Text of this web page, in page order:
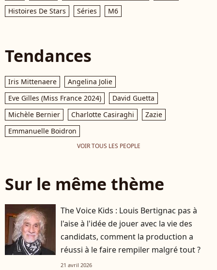
Histoires De Stars
Séries M6
Tendances
Iris Mittenaere
Angelina Jolie
Eve Gilles (Miss France 2024)
David Guetta
Michèle Bernier
Charlotte Casiraghi
Zazie
Emmanuelle Boidron
VOIR TOUS LES PEOPLE
Sur le même thème
The Voice Kids : Louis Bertignac pas à
l'aise à l'idée de jouer avec la vie des
candidats, comment la production a
réussi à le faire rempiler malgré tout ?
21 avril 2026